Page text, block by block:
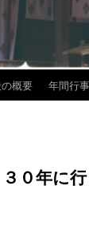
概要 年間行
０年に